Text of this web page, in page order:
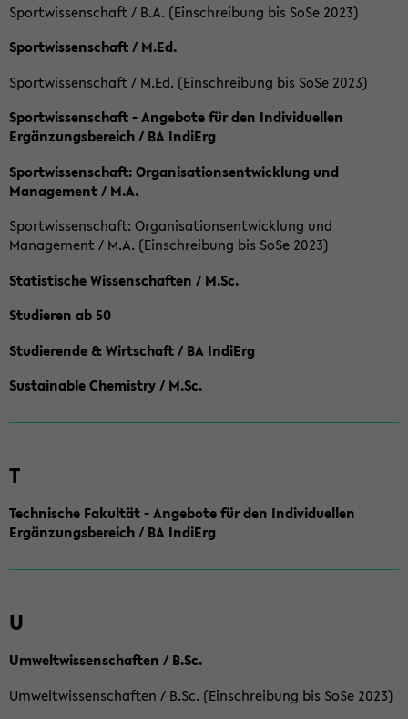
Sportwissenschaft / B.A. (Einschreibung bis SoSe 2023)
Sportwissenschaft / M.Ed.
Sportwissenschaft / M.Ed. (Einschreibung bis SoSe 2023)
Sportwissenschaft - Angebote für den Individuellen
Ergänzungsbereich / BA IndiErg
Sportwissenschaft: Organisationsentwicklung und
Management / M.A.
Sportwissenschaft: Organisationsentwicklung und
Management / M.A. (Einschreibung bis SoSe 2023)
Statistische Wissenschaften / M.Sc.
Studieren ab 50
Studierende & Wirtschaft / BA IndiErg
Sustainable Chemistry / M.Sc.
T
Technische Fakultät - Angebote für den Individuellen
Ergänzungsbereich / BA IndiErg
U
Umweltwissenschaften / B.Sc.
Umweltwissenschaften / B.Sc. (Einschreibung bis SoSe 2023)